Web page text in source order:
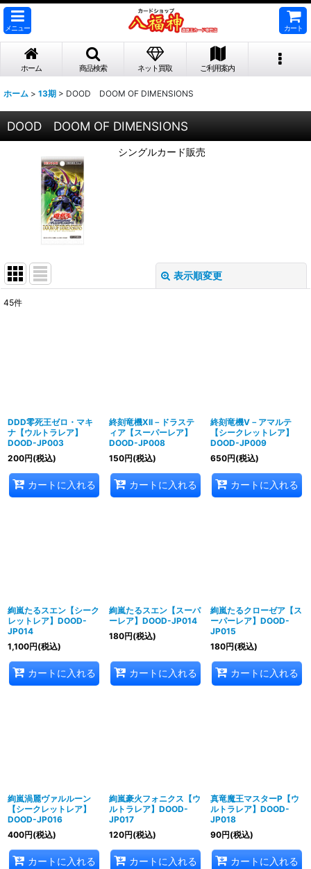
メニュー カート
ホーム 商品検索 ネット買取 ご利用案内
ホーム > 13期 > DOOD DOOM OF DIMENSIONS
DOOD DOOM OF DIMENSIONS
シングルカード販売
表示順変更
45件
DDD零死王ゼロ・マキ
ナ【ウルトラレア】
DOOD-JP003
200円(税込)
カートに入れる
終刻竜機XII－ドラステ
ィア【スーパーレア】
DOOD-JP008
150円(税込)
カートに入れる
終刻竜機V－アマルテ
【シークレットレア】
DOOD-JP009
650円(税込)
カートに入れる
絢嵐たるスエン【シーク
レットレア】DOOD-
JP014
1,100円(税込)
カートに入れる
絢嵐たるスエン【スーパ
ーレア】DOOD-JP014
180円(税込)
カートに入れる
絢嵐たるクローゼア【ス
ーパーレア】DOOD-
JP015
180円(税込)
カートに入れる
絢嵐渦麗ヴァルルーン
【シークレットレア】
DOOD-JP016
400円(税込)
カートに入れる
絢嵐豪火フォニクス【ウ
ルトラレア】DOOD-
JP017
120円(税込)
カートに入れる
真竜魔王マスターP【ウ
ルトラレア】DOOD-
JP018
90円(税込)
カートに入れる